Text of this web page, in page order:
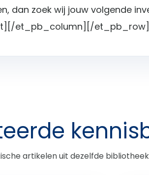
dan zoek wij jouw volgende
et_pb_column][/
artikelen uit dezelfde